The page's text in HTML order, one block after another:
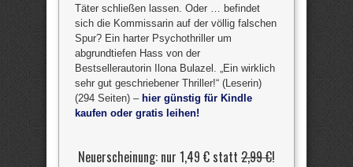
Täter schließen lassen. Oder … befindet
sich die Kommissarin auf der völlig falschen
Spur? Ein harter Psychothriller um
abgrundtiefen Hass von der
Bestsellerautorin Ilona Bulazel. „Ein wirklich
sehr gut geschriebener Thriller!“ (Leserin)
(294 Seiten) – hier günstig für Kindle
kaufen oder gratis leihen!
Neuerscheinung: nur 1,49 € statt 2,99 €!